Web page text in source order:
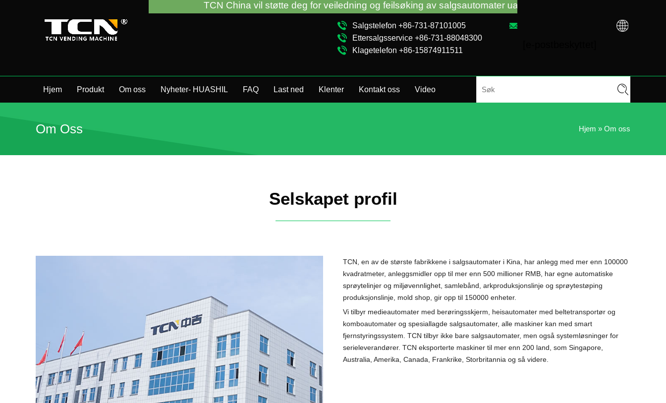
Salgstelefon +86-731-87101005
Ettersalgsservice +86-731-88048300
Klagetelefon +86-15874911511
Hjem Produkt Om oss Nyheter- HUASHIL FAQ Last ned Klenter Kontakt oss Video
Om Oss Hjem » Om oss
Selskapet profil
TCN, en av de største fabrikkene i salgsautomater i Kina, har anlegg med mer enn 100000
kvadratmeter, anleggsmidler opp til mer enn 500 millioner RMB, har egne automatiske
sprøytelinjer og miljøvennlighet, samlebånd, arkproduksjonslinje og sprøytestøping
produksjonslinje, mold shop, gir opp til 150000 enheter.
Vi tilbyr medieautomater med berøringsskjerm, heisautomater med beltetransportør og
komboautomater og spesiallagde salgsautomater, alle maskiner kan med smart
fjernstyringssystem. TCN tilbyr ikke bare salgsautomater, men også systemløsninger for
serieleverandører. TCN eksporterte maskiner til mer enn 200 land, som Singapore,
Australia, Amerika, Canada, Frankrike, Storbritannia og så videre.
TCN China vil støtte deg for veiledning og feilsøking av salgsautomater uansett om du kjøpte VM fra TCN-fabrikken eller